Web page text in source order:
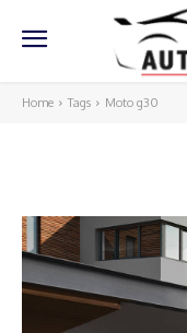
Home Tags Moto g30